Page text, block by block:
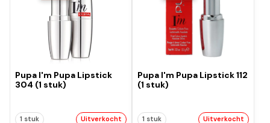
Pupa I'm Pupa Lipstick
304 (1 stuk)
1 stuk Uitverkocht
Pupa I'm Pupa Lipstick 112
(1 stuk)
1 stuk Uitverkocht